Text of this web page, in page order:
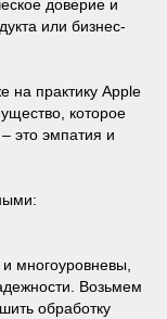
доверие и
или бизнес-
на практику Apple
которое
это эмпатия и
многоуровневы,
Возьмем
обработку